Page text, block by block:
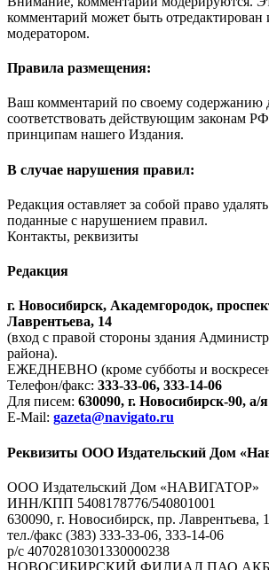
комментарий может быть отредактирован
модератором.
Правила размещения:
Ваш комментарий по своему содержанию
соответствовать действующим законам
принципам нашего Издания.
В случае нарушения правил:
Редакция оставляет за собой право
поданные с нарушением правил.
Контакты, реквизиты
Редакция
г. Новосибирск, Академгородок,
Лаврентьева, 14
(вход с правой стороны здания
района).
ЕЖЕДНЕВНО (кроме субботы и
Телефон/факс: 333-33-06, 333-14-06
Для писем: 630090, г. Новосибирск-90, а/я
E-Mail: gazeta@navigato.ru
Реквизиты ООО Издательский Дом
ООО Издательский Дом «НАВИГАТОР»
ИНН/КПП 5408178776/540801001
630090, г. Новосибирск, пр. Лаврентьева,
тел./факс (383) 333-33-06, 333-14-06
р/с 40702810301330000238
НОВОСИБИРСКИЙ ФИЛИАЛ ПАО АКБ